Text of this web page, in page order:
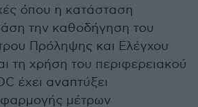
όπου η κατάσταση
την καθοδήγηση του
Πρόληψης και Ελέγχου
τη χρήση του περιφερειακού
έχει αναπτύξει
μέτρων